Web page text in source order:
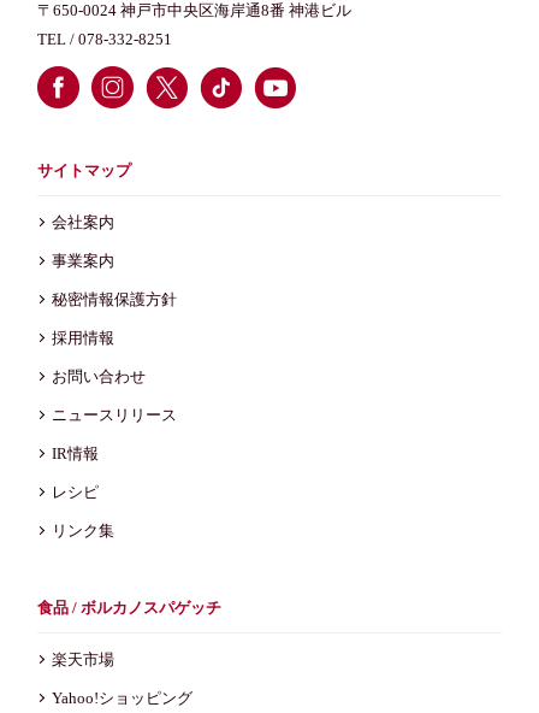
〒650-0024 神戸市中央区海岸通8番 神港ビル
TEL /078-332-8251
サイトマップ
会社案内
事業案内
秘密情報保護方針
採用情報
お問い合わせ
ニュースリリース
IR情報
レシピ
リンク集
食品 / ボルカノスパゲッチ
楽天市場
Yahoo!ショッピング